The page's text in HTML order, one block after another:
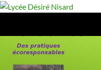
Aller